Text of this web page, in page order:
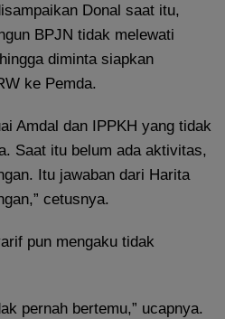
Donal saat itu,
BPJN tidak melewati
diminta siapkan
ke Pemda.
Amdal dan IPPKH yang tidak
Saat itu belum ada aktivitas,
Itu jawaban dari Harita
cetusnya.
pun mengaku tidak
pernah bertemu,” ucapnya.